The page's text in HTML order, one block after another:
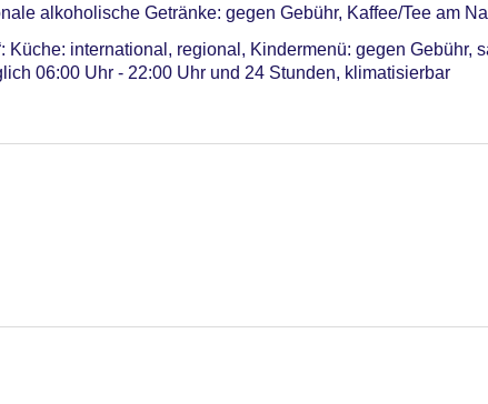
alkoholische Getränke: gegen Gebühr, Kaffee/Tee am
Küche: international, regional, Kindermenü: gegen Gebühr,
06:00 Uhr - 22:00 Uhr und 24 Stunden, klimatisierbar